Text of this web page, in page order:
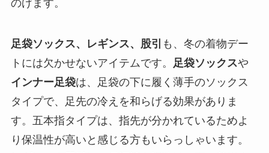
のげます。
足袋ソックス、レギンス、股引 も、冬の着物デー
トには欠かせないアイテムです。 足袋ソックスや
インナー足袋は、足袋の下に履く薄手のソックス
タイプで、足先の冷えを和らげる効果がありま
す。五本指タイプは、指先が分かれているためよ
り保温性が高いと感じる方もいらっしゃいます。